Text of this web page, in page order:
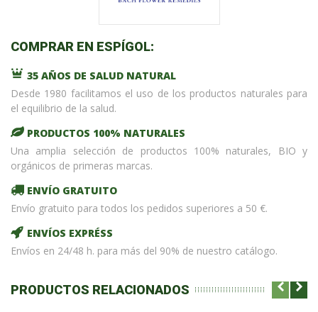
COMPRAR EN ESPÍGOL:
35 AÑOS DE SALUD NATURAL
Desde 1980 facilitamos el uso de los productos naturales para
el equilibrio de la salud.
PRODUCTOS 100% NATURALES
Una amplia selección de productos 100% naturales, BIO y
orgánicos de primeras marcas.
ENVÍO GRATUITO
Envío gratuito para todos los pedidos superiores a 50 €.
ENVÍOS EXPRÉSS
Envíos en 24/48 h. para más del 90% de nuestro catálogo.
PRODUCTOS RELACIONADOS